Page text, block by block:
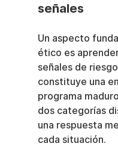
señales
Un aspecto
ético es
señales de
constituye una
programa
dos categorías
una respuesta
cada situación.